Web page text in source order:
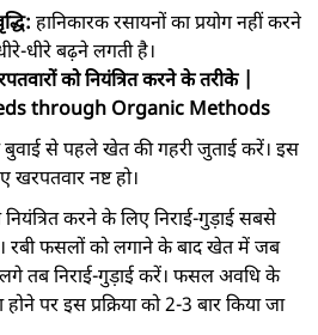
हानिकारक रसायनों का प्रयोग नहीं करने
धीरे बढ़ने लगती है।
को नियंत्रित करने के तरीके |
through Organic Methods
बुवाई से पहले खेत की गहरी जुताई करें। इस
नष्ट हो।
करने के लिए निराई-गुड़ाई सबसे
रबी फसलों को लगाने के बाद खेत में जब
तब निराई-गुड़ाई करें। फसल अवधि के
पर इस प्रक्रिया को 2-3 बार किया जा